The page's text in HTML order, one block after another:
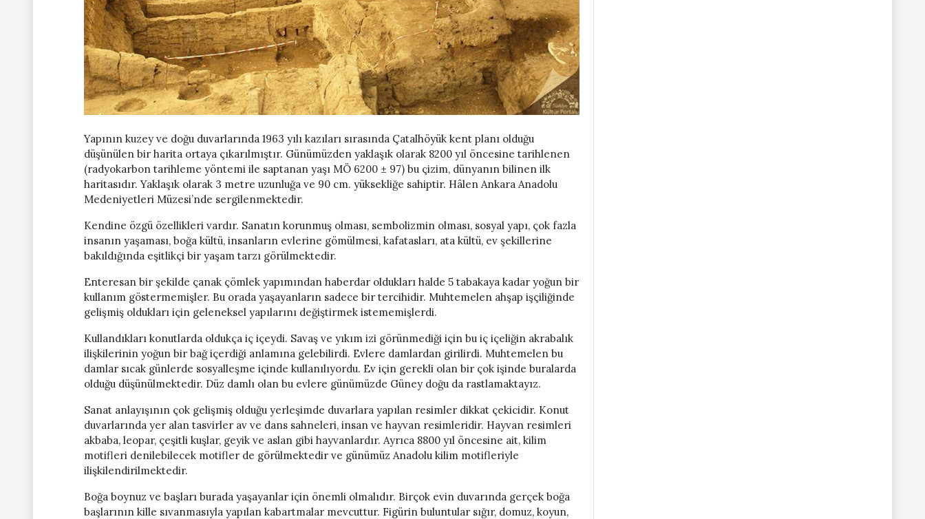
Yapının kuzey ve doğu duvarlarında 1963 yılı kazıları sırasında Çatalhöyük kent planı olduğu
düşünülen bir harita ortaya çıkarılmıştır. Günümüzden yaklaşık olarak 8200 yıl öncesine tarihlenen
(radyokarbon tarihleme yöntemi ile saptanan yaşı MÖ 6200 ± 97) bu çizim, dünyanın bilinen ilk
haritasıdır. Yaklaşık olarak 3 metre uzunluğa ve 90 cm. yüksekliğe sahiptir. Hâlen Ankara Anadolu
Medeniyetleri Müzesi’nde sergilenmektedir.
Kendine özgü özellikleri vardır. Sanatın korunmuş olması, sembolizmin olması, sosyal yapı, çok fazla
insanın yaşaması, boğa kültü, insanların evlerine gömülmesi, kafatasları, ata kültü, ev şekillerine
bakıldığında eşitlikçi bir yaşam tarzı görülmektedir.
Enteresan bir şekilde çanak çömlek yapımından haberdar oldukları halde 5 tabakaya kadar yoğun bir
kullanım göstermemişler. Bu orada yaşayanların sadece bir tercihidir. Muhtemelen ahşap işçiliğinde
gelişmiş oldukları için geleneksel yapılarını değiştirmek istememişlerdi.
Kullandıkları konutlarda oldukça iç içeydi. Savaş ve yıkım izi görünmediği için bu iç içeliğin akrabalık
ilişkilerinin yoğun bir bağ içerdiği anlamına gelebilirdi. Evlere damlardan girilirdi. Muhtemelen bu
damlar sıcak günlerde sosyalleşme içinde kullanılıyordu. Ev için gerekli olan bir çok işinde buralarda
olduğu düşünülmektedir. Düz damlı olan bu evlere günümüzde Güney doğu da rastlamaktayız.
Sanat anlayışının çok gelişmiş olduğu yerleşimde duvarlara yapılan resimler dikkat çekicidir. Konut
duvarlarında yer alan tasvirler av ve dans sahneleri, insan ve hayvan resimleridir. Hayvan resimleri
akbaba, leopar, çeşitli kuşlar, geyik ve aslan gibi hayvanlardır. Ayrıca 8800 yıl öncesine ait, kilim
motifleri denilebilecek motifler de görülmektedir ve günümüz Anadolu kilim motifleriyle
ilişkilendirilmektedir.
Boğa boynuz ve başları burada yaşayanlar için önemli olmalıdır. Birçok evin duvarında gerçek boğa
başlarının kille sıvanmasıyla yapılan kabartmalar mevcuttur. Figürin buluntular sığır, domuz, koyun,